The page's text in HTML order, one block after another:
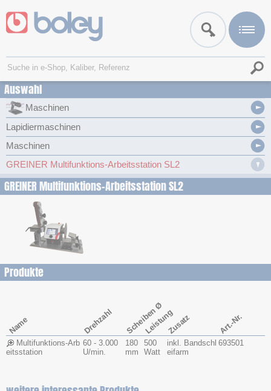
Auswahl
Maschinen
Lapidiermaschinen
Maschinen
GREINER Multifunktions-Arbeitsstation SL2
GREINER Multifunktions-Arbeitsstation SL2
Produkte
Name Drehzahl Scheiben Ø
LeistungZusatz Art.-Nr.
Multifunktions-Arb
eitsstation
60 - 3.000
U/min.
180
mm
500
Watt
inkl. Bandschl
eifarm
693501